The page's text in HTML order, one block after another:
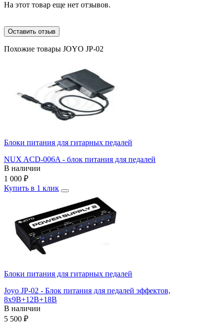
На этот товар еще нет отзывов.
Оставить отзыв
Похожие товары JOYO JP-02
Блоки питания для гитарных педалей
NUX ACD-006A - блок питания для педалей
В наличии
1 000 ₽
Купить в 1 клик
Блоки питания для гитарных педалей
Joyo JP-02 - Блок питания для педалей эффектов,
8х9В+12В+18В
В наличии
5 500 ₽